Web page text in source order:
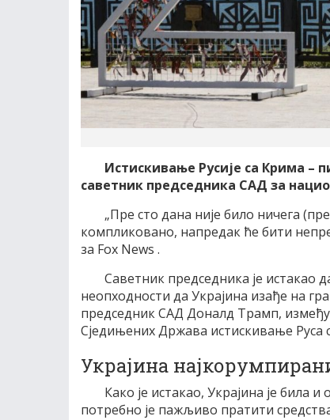
Истискивање Русије са Крима –
саветник председника САД за
„Пре сто дана није било ничега
компликовано, напредак ће бити
за Fox News .
Саветник председника је истакао
неопходности да Украјина изађе на
председник САД Доналд Трамп,
Сједињених Држава истискивање Руса
Украјина
Како је истакао, Украјина је била
потребно је пажљиво пратити средства